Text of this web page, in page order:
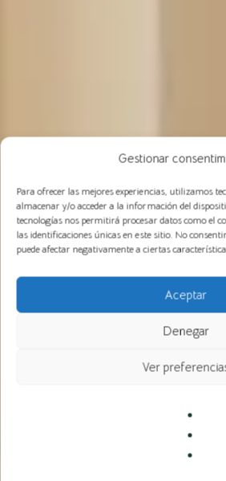
Gestionar
Para ofrecer las mejores experiencias, utilizamos
almacenar y/o acceder a la información del
tecnologías nos permitirá procesar datos como el
las identificaciones únicas en este sitio. No
puede afectar negativamente a ciertas
Aceptar
Denegar
Ver